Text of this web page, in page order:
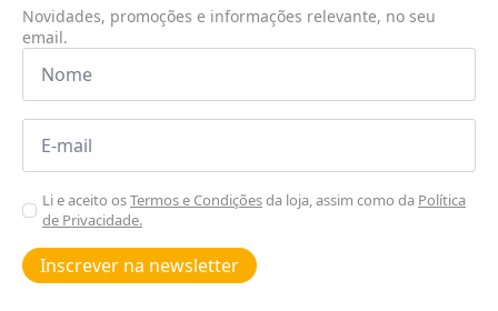
Novidades, promoções e informações relevante, no seu
email.
Nome
Email
Aceitar
Poiticas
de
privacidade
Li e aceito osTermos e Condiçõesda loja, assim como da Política
de Privacidade.
Inscrever na newsletter